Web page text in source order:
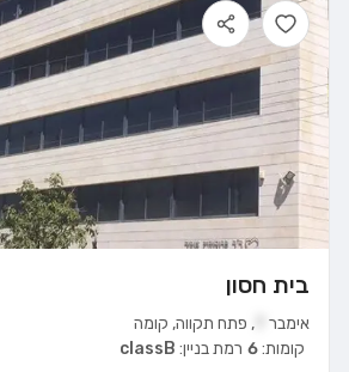
בית חסון
אימבר , פתח תקווה, קומה
רמת בניין: classB קומות:6